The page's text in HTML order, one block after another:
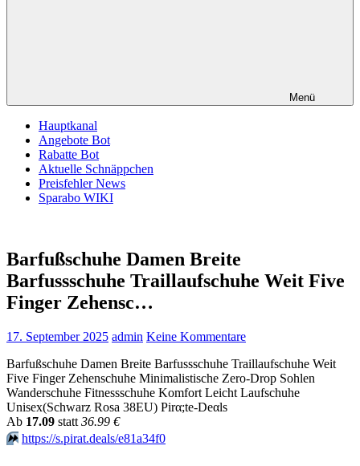
Menü
Hauptkanal
Angebote Bot
Rabatte Bot
Aktuelle Schnäppchen
Preisfehler News
Sparabo WIKI
Barfußschuhe Damen Breite
Barfussschuhe Traillaufschuhe Weit Five
Finger Zehensc…
17. September 2025 admin Keine Kommentare
Barfußschuhe Damen Breite Barfussschuhe Traillaufschuhe Weit
Five Finger Zehenschuhe Minimalistische Zero-Drop Sohlen
Wanderschuhe Fitnessschuhe Komfort Leicht Laufschuhe
Unisex(Schwarz Rosa 38EU) Pirα;tе-Dеαls
Аb 17.09 statt 36.99 €
⏩️ https://s.pirat.deals/e81a34f0